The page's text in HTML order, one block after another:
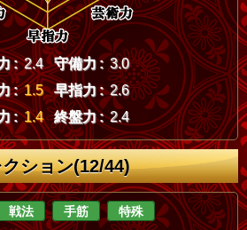
: 2.4 守備力 : 3.0
: 1.5 早指力 : 2.6
: 1.4 終盤力 : 2.4
ション(12/44)
戦法 手筋 特殊